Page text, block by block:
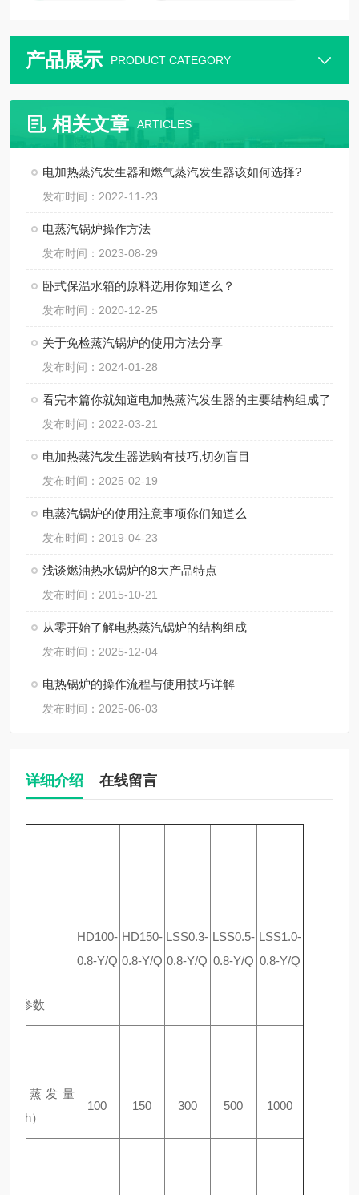
产品展示 PRODUCT CATEGORY
相关文章 ARTICLES
电加热蒸汽发生器和燃气蒸汽发生器该如何选择?
发布时间：2022-11-23
电蒸汽锅炉操作方法
发布时间：2023-08-29
卧式保温水箱的原料选用你知道么？
发布时间：2020-12-25
关于免检蒸汽锅炉的使用方法分享
发布时间：2024-01-28
看完本篇你就知道电加热蒸汽发生器的主要结构组成了
发布时间：2022-03-21
电加热蒸汽发生器选购有技巧,切勿盲目
发布时间：2025-02-19
电蒸汽锅炉的使用注意事项你们知道么
发布时间：2019-04-23
浅谈燃油热水锅炉的8大产品特点
发布时间：2015-10-21
从零开始了解电热蒸汽锅炉的结构组成
发布时间：2025-12-04
电热锅炉的操作流程与使用技巧详解
发布时间：2025-06-03
详细介绍 在线留言
品参数
HD100-
0.8-Y/Q
HD150-
0.8-Y/Q
LSS0.3-
0.8-Y/Q
LSS0.5-
0.8-Y/Q
LSS1.0-
0.8-Y/Q
定蒸发量
kg/h）
100 150 300 500 1000